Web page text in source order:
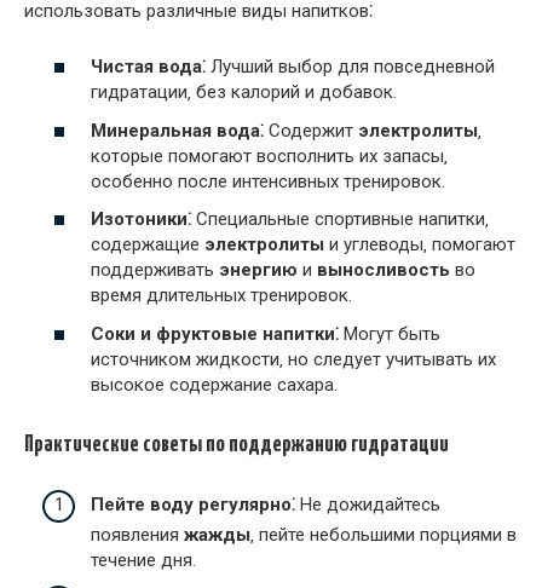
использовать различные виды напитков⁚
Чистая вода⁚ Лучший выбор для повседневной
гидратации‚ без калорий и добавок.
Минеральная вода⁚ Содержит электролиты‚
которые помогают восполнить их запасы‚
особенно после интенсивных тренировок.
Изотоники⁚ Специальные спортивные напитки‚
содержащие электролиты и углеводы‚ помогают
поддерживать энергию и выносливость во
время длительных тренировок.
Соки и фруктовые напитки⁚ Могут быть
источником жидкости‚ но следует учитывать их
высокое содержание сахара.
Практические советы по поддержанию гидратации
Пейте воду регулярно⁚ Не дожидайтесь
появления жажды ‚ пейте небольшими порциями в
течение дня.